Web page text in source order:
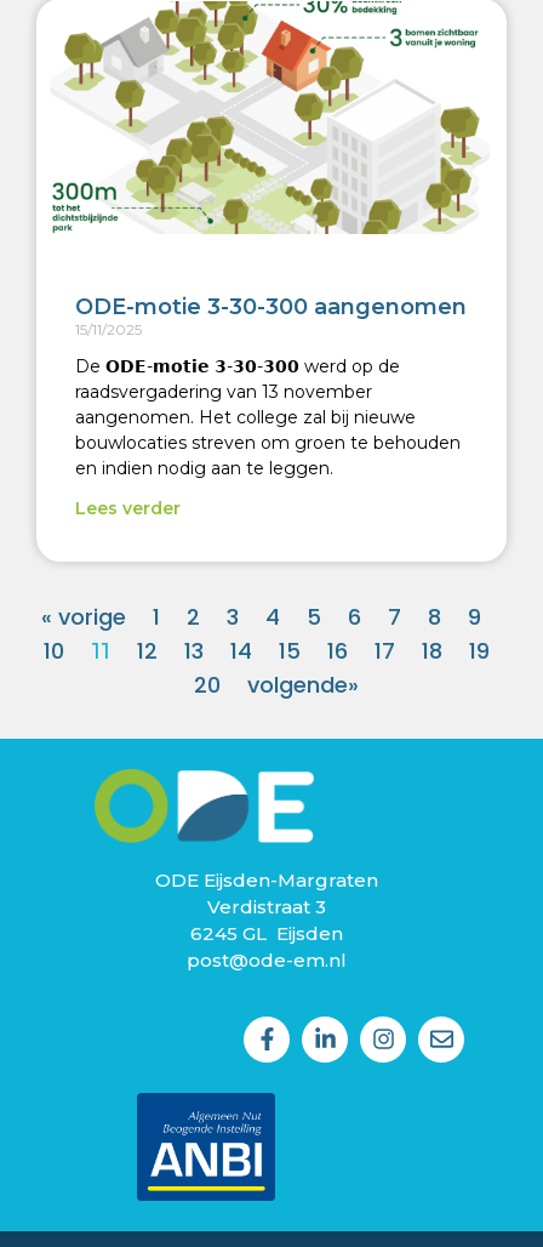
ODE-motie 3-30-300 aangenomen
15/11/2025
De 𝗢𝗗𝗘-𝗺𝗼𝘁𝗶𝗲 𝟯-𝟯𝟬-𝟯𝟬𝟬 werd op de
raadsvergadering van 13 november
aangenomen. Het college zal bij nieuwe
bouwlocaties streven om groen te behouden
en indien nodig aan te leggen.
Lees verder
« vorige 1 2 3 4 5 6 7 8
9
10
11 12 13 14 15 16 17 18
19
20
volgende»
ODE Eijsden-Margraten
Verdistraat 3
6245 GL Eijsden
post@ode-em.nl